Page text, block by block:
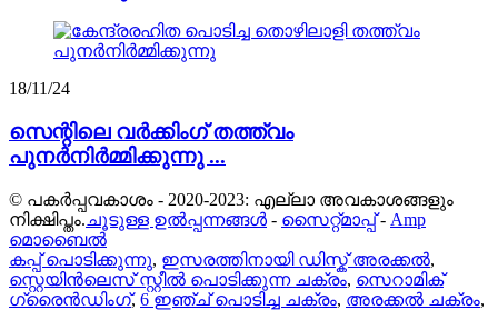
18/11/24
സെന്റിലെ വർക്കിംഗ് തത്ത്വം
പുനർനിർമ്മിക്കുന്നു ...
© പകർപ്പവകാശം - 2020-2023: എല്ലാ അവകാശങ്ങളും
നിക്ഷിപ്തം. ചൂടുള്ള ഉൽപ്പന്നങ്ങൾ - സൈറ്റ്മാപ്പ്- Amp
മൊബൈൽ
കപ്പ് പൊടിക്കുന്നു, ഇസരത്തിനായി ഡിസ്ക് അരക്കൽ,
സ്റ്റെയിൻലെസ് സ്റ്റീൽ പൊടിക്കുന്ന ചക്രം, സെറാമിക്
ഗ്രൈൻഡിംഗ്, 6 ഇഞ്ച് പൊടിച്ച ചക്രം, അരക്കൽ ചക്രം,